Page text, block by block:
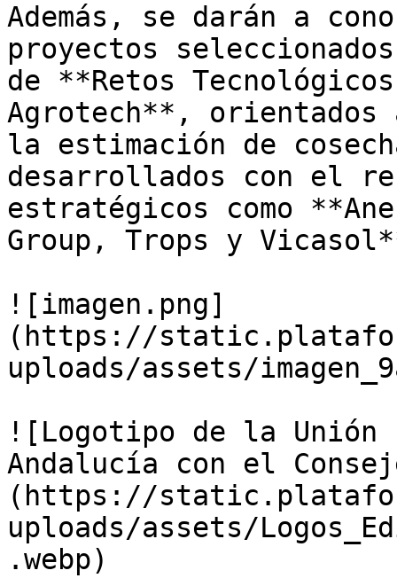
Además, se darán a
proyectos
de **Retos
Agrotech**,
la estimación de
desarrollados con el
estratégicos como
Group, Trops y
![imagen.png]
(https://
uploads/assets/
![Logotipo de la Unión
Andalucía con el
(https://
uploads/assets/
.webp)